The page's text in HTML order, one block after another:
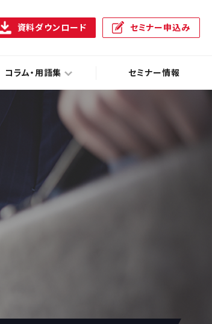
資料ダウンロード セミナー申込み
コラム・用語集 セミナー情報